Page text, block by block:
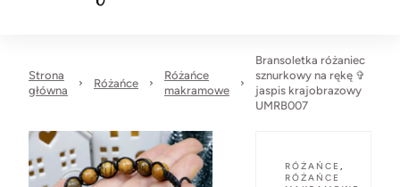
Strona
główna
Różańce
Różańce
makramowe
Bransoletka różaniec
sznurkowy na rękę ✞
jaspis krajobrazowy
UMRB007
RÓŻAŃCE,
RÓŻAŃCE